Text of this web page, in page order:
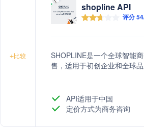
+比较
shopline API
评分
SHOPLINE是一个全球智能
售，适用于初创企业和全球品
API适用于中国
定价方式为商务咨询